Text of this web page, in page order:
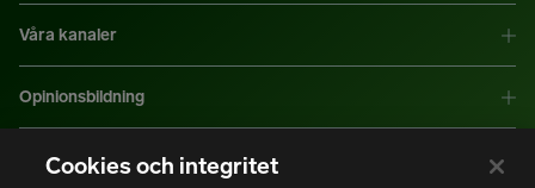
Våra kanaler
Opinionsbildning
Mer information
Cookies och integritet